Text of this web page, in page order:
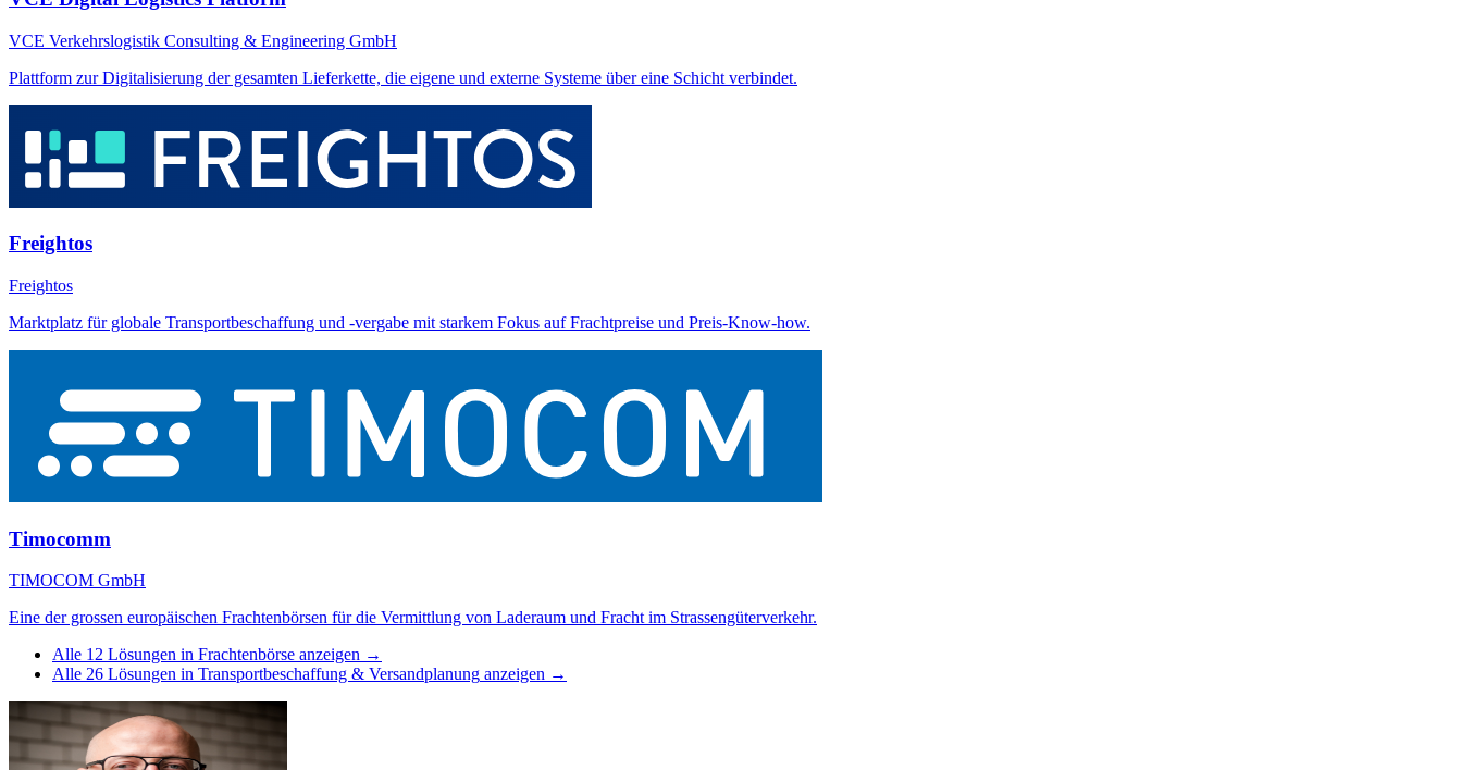
VCE Verkehrslogistik Consulting & Engineering GmbH
Plattform zur Digitalisierung der gesamten Lieferkette, die eigene und externe Systeme über eine Schicht verbindet.
Freightos
Freightos
Marktplatz für globale Transportbeschaffung und -vergabe mit starkem Fokus auf Frachtpreise und Preis-Know-how.
Timocomm
TIMOCOM GmbH
Eine der grossen europäischen Frachtenbörsen für die Vermittlung von Laderaum und Fracht im Strassengüterverkehr.
Alle 12 Lösungen in Frachtenbörse anzeigen →
Alle 26 Lösungen in Transportbeschaffung & Versandplanung anzeigen →